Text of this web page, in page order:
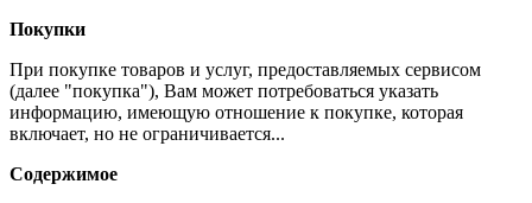
Покупки
При покупке товаров и услуг, предоставляемых сервисом
(далее "покупка"), Вам может потребоваться указать
информацию, имеющую отношение к покупке, которая
включает, но не ограничивается...
Содержимое